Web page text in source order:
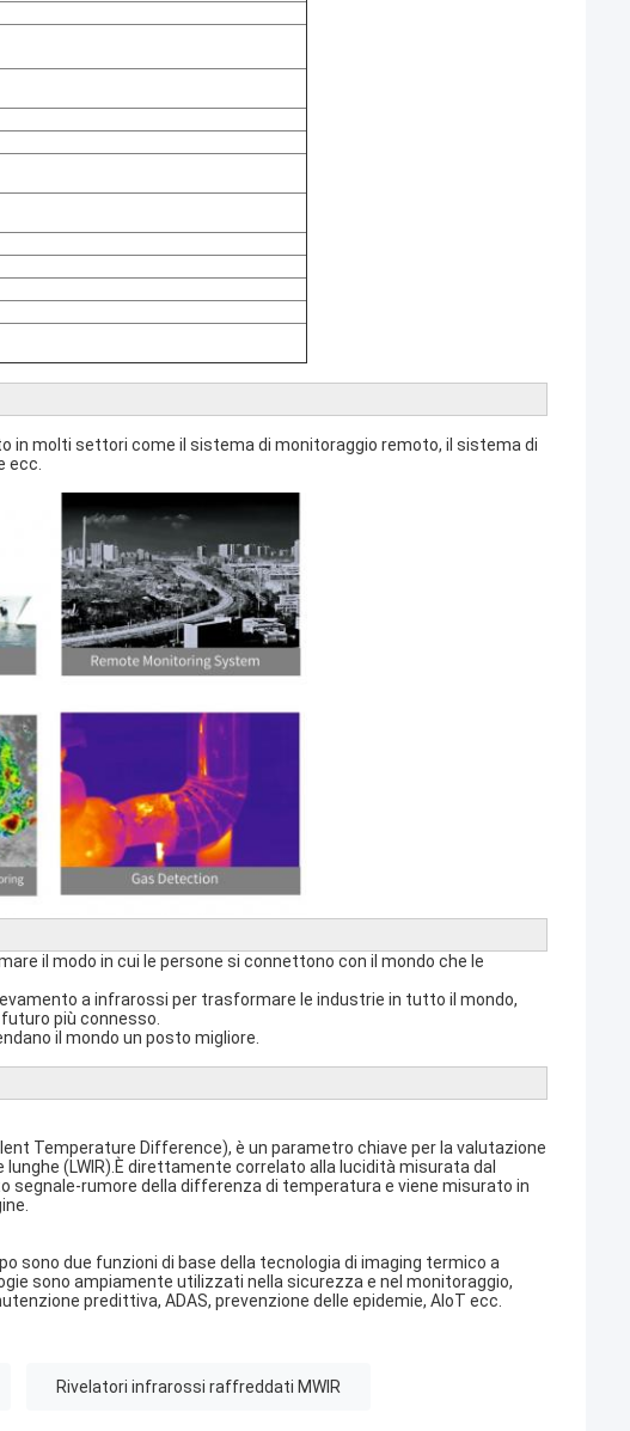
in molti settori come il sistema di monitoraggio remoto, il sistema di
ecc.
il modo in cui le persone si connettono con il mondo che le
a infrarossi per trasformare le industrie in tutto il mondo,
più connesso.
il mondo un posto migliore.
Temperature Difference), è un parametro chiave per la valutazione
(LWIR).È direttamente correlato alla lucidità misurata dal
segnale-rumore della differenza di temperatura e viene misurato in
sono due funzioni di base della tecnologia di imaging termico a
sono ampiamente utilizzati nella sicurezza e nel monitoraggio,
predittiva, ADAS, prevenzione delle epidemie, AIoT ecc.
Rivelatori infrarossi raffreddati MWIR